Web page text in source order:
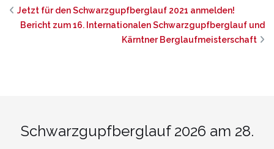
Jetzt für den Schwarzgupfberglauf 2021 anmelden!
Bericht zum 16. Internationalen Schwarzgupfberglauf und
Kärntner Berglaufmeisterschaft
Schwarzgupfberglauf 2026 am 28.